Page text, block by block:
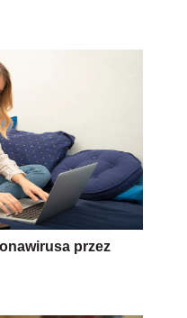
przez